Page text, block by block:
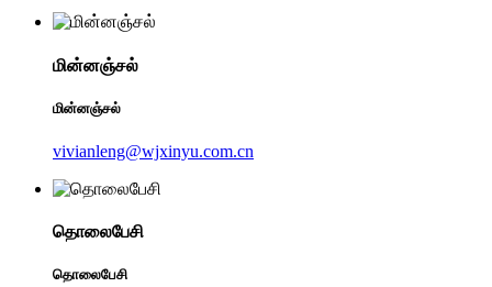
மின்னஞ்சல்
மின்னஞ்சல்
vivianleng@wjxinyu.com.cn
தொலைபேசி
தொலைபேசி